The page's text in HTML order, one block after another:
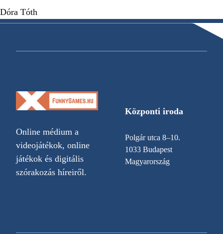
Dóra Tóth
Online médium a
videojátékok, online
játékok és digitális
szórakozás híreiről.
Központi iroda
Polgár utca 8–10.
1033 Budapest
Magyarország